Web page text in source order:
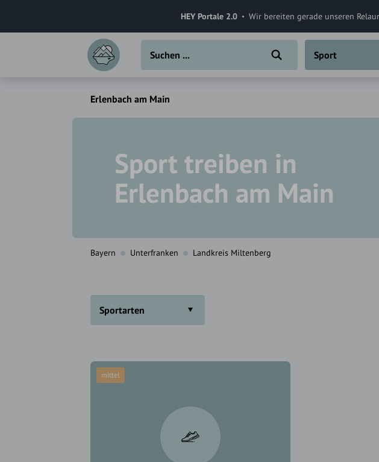
HEY Portale 2.0 Wir bereiten gerade unseren
Sport
Erlenbach am Main
Sport treiben in
Erlenbach am Main
Bayern Unterfranken Landkreis Miltenberg
Sportarten
mittel